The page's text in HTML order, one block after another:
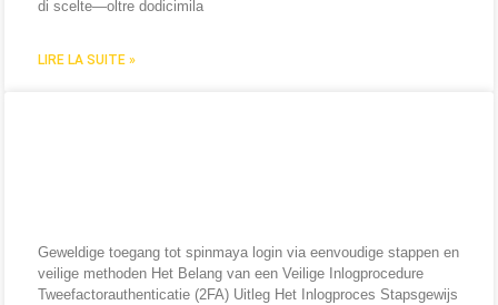
di scelte—oltre dodicimila
LIRE LA SUITE »
Geweldige toegang tot spinmaya login via eenvoudige stappen en
veilige methoden Het Belang van een Veilige Inlogprocedure
Tweefactorauthenticatie (2FA) Uitleg Het Inlogproces Stapsgewijs